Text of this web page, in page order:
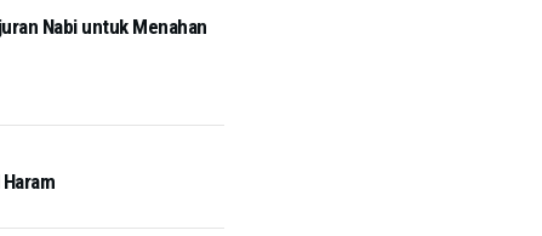
Nabi untuk Menahan